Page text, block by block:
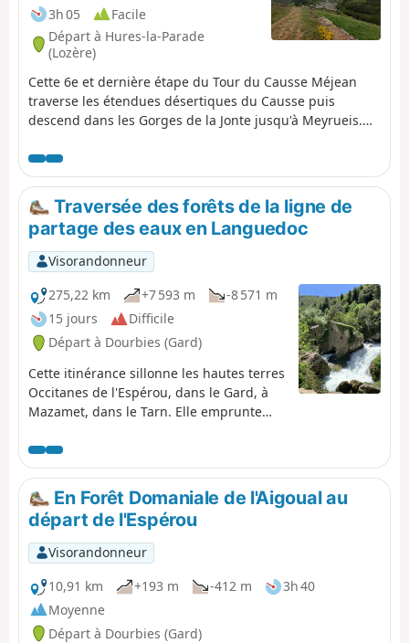
3h 05
Facile
Départ à Hures-la-Parade
(Lozère)
Cette 6e et dernière étape du Tour du Causse Méjean
traverse les étendues désertiques du Causse puis
descend dans les Gorges de la Jonte jusqu'à Meyrueis.
5e étape de Mas-Saint-Chely à Drigas pour ceux qui
veulent raccourcir le Tour en cinq jours.
Traversée des forêts de la ligne de
partage des eaux en Languedoc
Visorandonneur
275,22 km
+7 593 m
-8 571 m
15 jours
Difficile
Départ à Dourbies (Gard)
Cette itinérance sillonne les hautes terres
Occitanes de l'Espérou, dans le Gard, à
Mazamet, dans le Tarn. Elle emprunte
qui suit la ligne de partage des eaux
Atlantique/Méditérranée sur plus de
1 500 km. On traverse : - le Parc National
des Cévennes, - les Causses de Blandas
et du Larzac, - le Parc Naturel Régional
du Haut-Languedoc, - et la Montagne
Noire, en découvrant des panoramas à
360°.
En Forêt Domaniale de l'Aigoual au
départ de l'Espérou
Visorandonneur
10,91 km
+193 m -412 m
3h 40
Moyenne
Départ à Dourbies (Gard)